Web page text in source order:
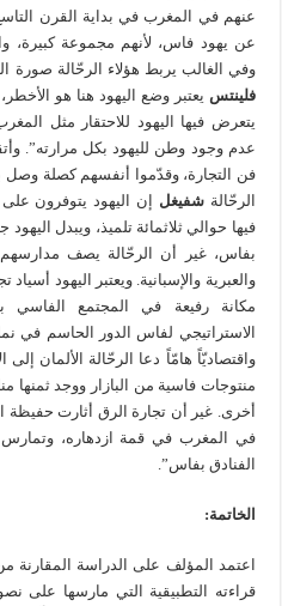
عنهم في المغرب في بداية القرن
عن يهود فاس، لأنهم مجموعة كبيرة،
وفي الغالب يربط هؤلاء الرحّالة صورة
فلينتس يعتبر وضع اليهود هنا هو
يتعرض فيها اليهود للاحتقار مثل
عدم وجود وطن لليهود بكل مرارته”. وأتقن
فن التجارة، وقدّموا أنفسهم كصلة وصل
الرحّالةشفيغل إن اليهود يتوفرون
فيها حوالي ثلاثمائة تلميذ، ويبدل
بفاس، غير أن الرحّالة يصف مدارسهم
والعبرية والإسبانية. ويعتبر اليهود
مكانة رفيعة في المجتمع الفاسي
الاستراتيجي لفاس الدور الحاسم في
واقتصاديّاً هامّاً دعا الرحّالة الألمان إلى
منتوجات فاسية من البازار ووجد ثمنها
أخرى. غير أن تجارة الرق أثارت حفيظة
في المغرب في قمة ازدهاره،
الفنادق بفاس”.
الخاتمة:
اعتمد المؤلف على الدراسة
قراءته التطبيقية التي مارسها على